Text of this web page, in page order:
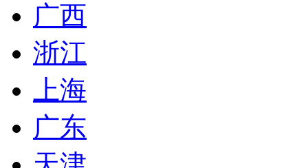
广西
浙江
上海
广东